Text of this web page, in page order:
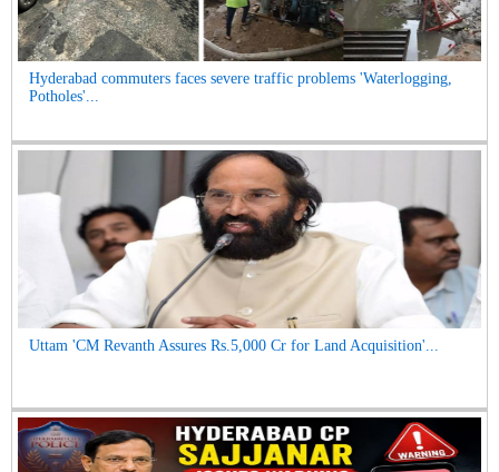
Hyderabad commuters faces severe traffic problems 'Waterlogging,
Potholes'...
Uttam 'CM Revanth Assures Rs.5,000 Cr for Land Acquisition'...